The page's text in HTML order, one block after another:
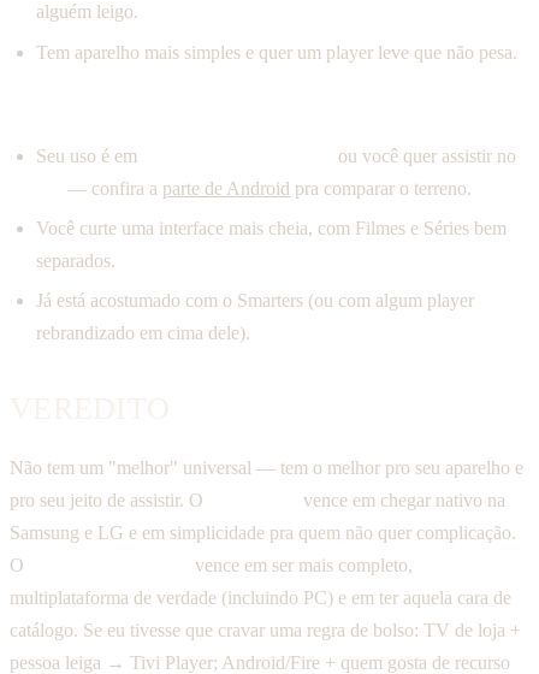
alguém leigo.
Tem aparelho mais simples e quer um player leve que não pesa.
Seu uso é em
ou você quer assistir no
— confira a parte de Android pra comparar o terreno.
Você curte uma interface mais cheia, com Filmes e Séries bem
separados.
Já está acostumado com o Smarters (ou com algum player
rebrandizado em cima dele).
Não tem um "melhor" universal — tem o melhor pro seu aparelho e
pro seu jeito de assistir. O
vence em chegar nativo na
Samsung e LG e em simplicidade pra quem não quer complicação.
O
vence em ser mais completo,
multiplataforma de verdade (incluindo PC) e em ter aquela cara de
catálogo. Se eu tivesse que cravar uma regra de bolso: TV de loja +
pessoa leiga → Tivi Player; Android/Fire + quem gosta de recurso